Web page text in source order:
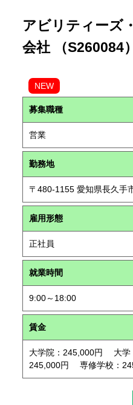
アビリティーズ
会社 （S260084
NEW
募集職種
営業
勤務地
〒480-1155 愛知県長久手
雇用形態
正社員
就業時間
9:00～18:00
賃金
大学院：245,000円 大学
245,000円 専修学校：